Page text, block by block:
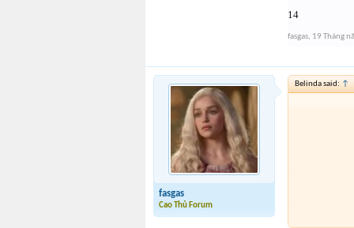
14
fasgas, 19 Tháng
fasgas
Cao Thủ Forum
Belinda said: ↑